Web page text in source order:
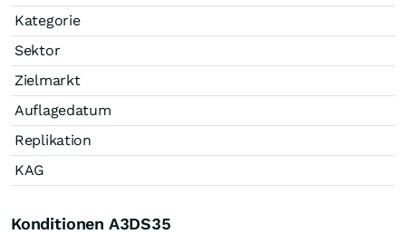
Kategorie
Sektor
Zielmarkt
Auflagedatum
Replikation
KAG
Konditionen A3DS35